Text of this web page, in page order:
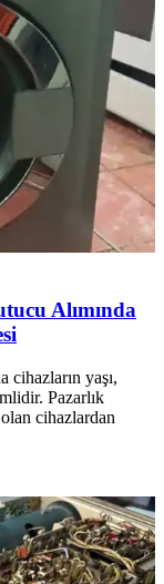
Alımında
cihazların yaşı,
Pazarlık
cihazlardan